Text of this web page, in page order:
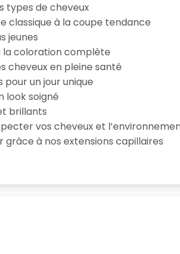
types de cheveux
classique à la coupe tendance
jeunes
la coloration complète
cheveux en pleine santé
un jour unique
look soigné
brillants
vos cheveux et
grâce à nos extensions capillaires